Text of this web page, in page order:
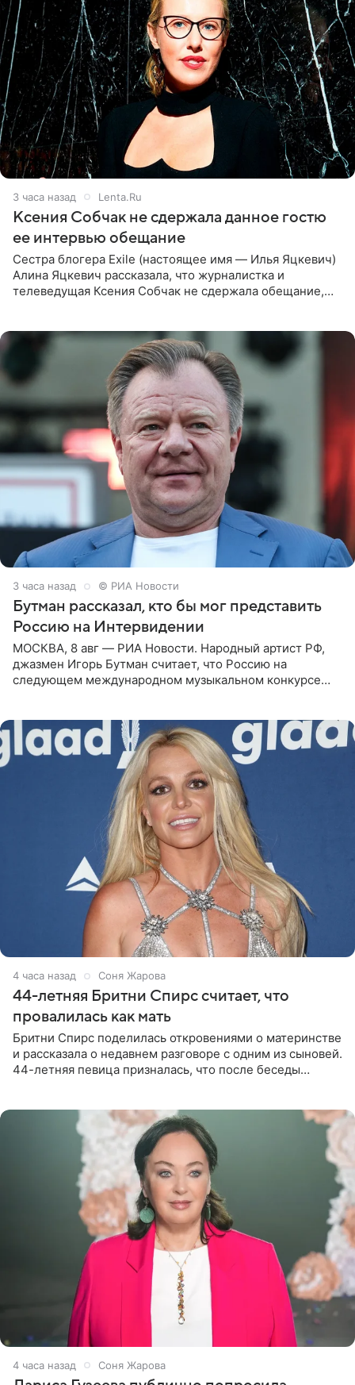
3 часа назад Lenta.Ru
Ксения Собчак не сдержала данное гостю
ее интервью обещание
Сестра блогера Exile (настоящее имя — Илья Яцкевич)
Алина Яцкевич рассказала, что журналистка и
телеведущая Ксения Собчак не сдержала обещание,
3 часа назад © РИА Новости
Бутман рассказал, кто бы мог представить
Россию на Интервидении
МОСКВА, 8 авг — РИА Новости. Народный артист РФ,
джазмен Игорь Бутман считает, что Россию на
следующем международном музыкальном конкурсе
4 часа назад Соня Жарова
44-летняя Бритни Спирс считает, что
провалилась как мать
Бритни Спирс поделилась откровениями о материнстве
и рассказала о недавнем разговоре с одним из сыновей.
44-летняя певица призналась, что после беседы
4 часа назад Соня Жарова